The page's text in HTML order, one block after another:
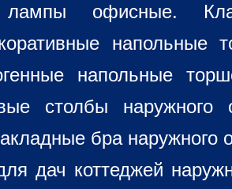
лампы офисные.
напольные
напольные
столбы
бра наружного
дач коттеджей